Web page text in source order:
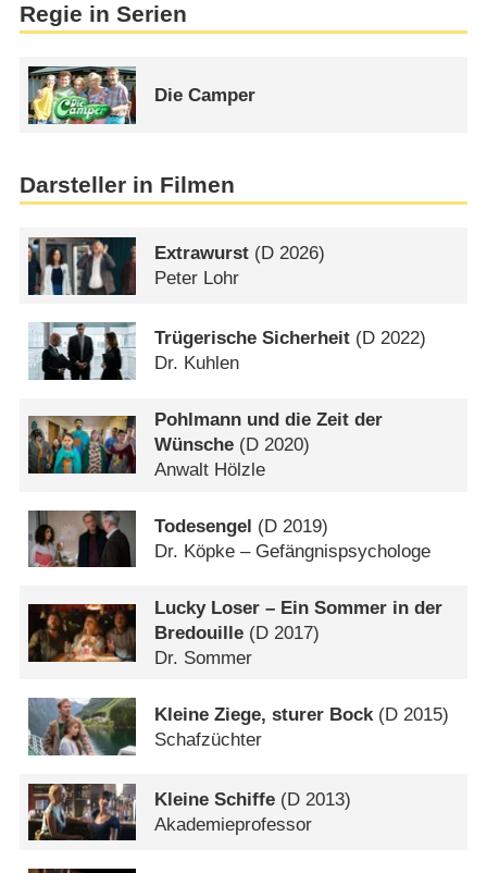
Regie in Serien
Die Camper
Darsteller in Filmen
Extrawurst (D 2026)
Peter Lohr
Trügerische Sicherheit (D 2022)
Dr. Kuhlen
Pohlmann und die Zeit der
Wünsche (D 2020)
Anwalt Hölzle
Todesengel (D 2019)
Dr. Köpke – Gefängnispsychologe
Lucky Loser – Ein Sommer in der
Bredouille (D 2017)
Dr. Sommer
Kleine Ziege, sturer Bock(D 2015)
Schafzüchter
Kleine Schiffe (D 2013)
Akademieprofessor